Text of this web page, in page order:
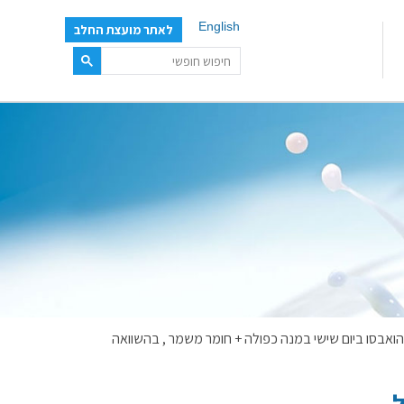
English לאתר מועצת החלב
ביום שישי במנה כפולה + חומר משמר , בהשוואה